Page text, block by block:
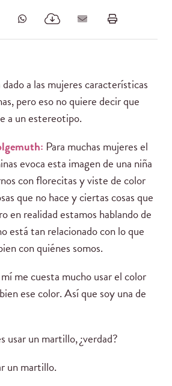
a las mujeres características
pero eso no quiere decir que
a un estereotipo.
Para muchas mujeres el
evoca esta imagen de una niña
con florecitas y viste de color
que no hace y ciertas cosas que
en realidad estamos hablando de
está tan relacionado con lo que
con quiénes somos.
me cuesta mucho usar el color
ese color. Así que soy una de
usar un martillo, ¿verdad?
un martillo.